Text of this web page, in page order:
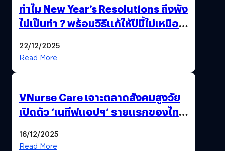
ทำไม New Year’s Resolutions ถึงพัง
ไม่เป็นท่า ? พร้อมวิธีแก้ให้ปีนี้ไม่เหมือน
22/12/2025
Read More
VNurse Care เจาะตลาดสังคมสูงวัย
เปิดตัว ‘เนทีฟแอปฯ’ รายแรกของไทย
จบในที่เดียว
16/12/2025
Read More